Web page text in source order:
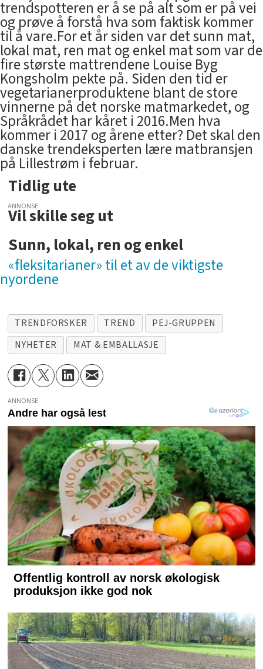
trendspotteren er å se på alt som er på vei
og prøve å forstå hva som faktisk kommer
til å vare.For et år siden var det sunn mat,
lokal mat, ren mat og enkel mat som var de
fire største mattrendene Louise Byg
Kongsholm pekte på. Siden den tid er
vegetarianerproduktene blant de store
vinnerne på det norske matmarkedet, og
Språkrådet har kåret i 2016.Men hva
kommer i 2017 og årene etter? Det skal den
danske trendeksperten lære matbransjen
på Lillestrøm i februar.
Tidlig ute
ANNONSE
Vil skille seg ut
Sunn, lokal, ren og enkel
«fleksitarianer» til et av de viktigste
nyordene
TRENDFORSKER TREND
PEJ-GRUPPEN
NYHETER
MAT & EMBALLASJE
ANNONSE